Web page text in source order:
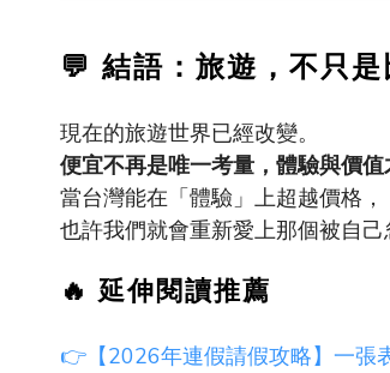
💬 結語：旅遊，不只
現在的旅遊世界已經改變。
便宜不再是唯一考量，體驗與價值
當台灣能在「體驗」上超越價格，
也許我們就會重新愛上那個被自己
🔥 延伸閱讀推薦
👉 【2026年連假請假攻略】一